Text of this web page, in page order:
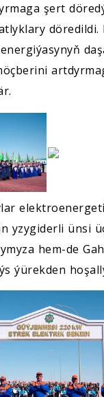
şert
döredildi.
yzygiderli ünsi
hem-de
ýürekden